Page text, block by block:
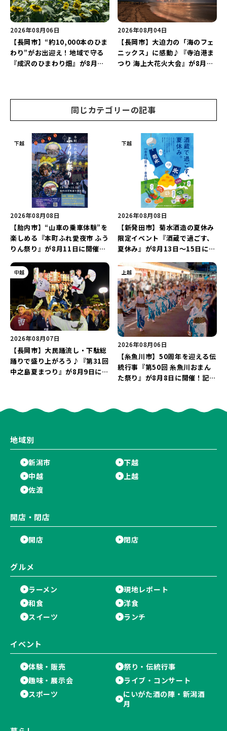
2026年08月06日
【長岡市】“約10,000本のひま
わり”がお出迎え！地域で守る
『成沢のひまわり畑』が8月中
2026年08月04日
【長岡市】大迫力の「海のフェ
ニックス」に感動♪『寺泊港ま
つり 海上大花火大会』が8月7
同じカテゴリーの記事
下越
2026年08月08日
【胎内市】“山車の乗車体験”を
楽しめる『本町ふれ愛夜市 ふう
りん祭り』が8月11日に開催！
日の露店」が大集結♪
下越
2026年08月08日
【新発田市】菊水酒造の夏休み
限定イベント『酒蔵で過ごす、
夏休み』が8月13日～15日に開
り体験」を満喫しよう♪
中越
2026年08月07日
【長岡市】大民踊流し・下駄総
踊りで盛り上がろう♪『第31回
中之島夏まつり』が8月9日に開
上越
2026年08月06日
【糸魚川市】50周年を迎える伝
統行事『第50回 糸魚川おまん
た祭り』が8月8日に開催！記念
地域別
新潟市
下越
中越
上越
佐渡
開店・閉店
開店 閉店
グルメ
ラーメン
現地レポート
和食
洋食
スイーツ
ランチ
イベント
体験・販売
祭り・伝統行事
趣味・展示会
ライブ・コンサート
スポーツ
にいがた酒の陣・新潟酒
月